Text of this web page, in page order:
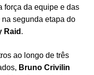
força da equipe e das
na segunda etapa do
Raid .
ao longo de três
Bruno Crivilin